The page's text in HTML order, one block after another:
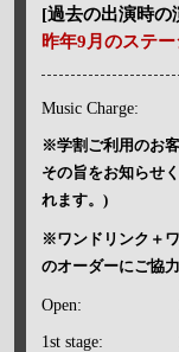
[過去の出演時の
昨年9月のステー
Music Charge:
※学割ご利用のお
その旨をお知らせ
れます。)
※ワンドリンク＋
のオーダーにご協力
Open:
1st stage: